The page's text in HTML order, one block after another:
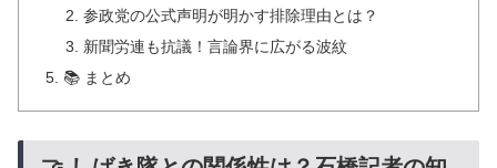
参政党の公式声明が明かす排除理由とは？
新聞労連も抗議！言論界に広がる波紋
📚 まとめ